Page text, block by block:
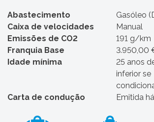
Abastecimento
Gasóleo
Caixa de velocidades
Manual
Emissões de CO2
191 g/km
Franquia Base
3.950,00
Idade mínima
25 anos
inferior se
Carta de condução
Emitida